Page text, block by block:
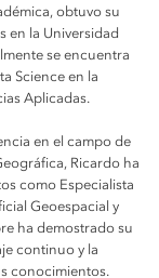
obtuvo su
en la Universidad
se encuentra
Science en la
Aplicadas.
en el campo de
Ricardo ha
como Especialista
Geoespacial y
ha demostrado su
continuo y la
conocimientos.